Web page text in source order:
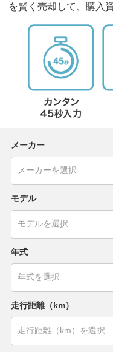
を賢く売却して、購入
メーカー
モデル
年式
走行距離（km）